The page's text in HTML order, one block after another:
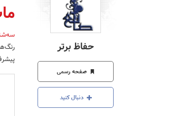
شده
شرکت‌ها،
سازمان‌ها
و
روابط
عمومی‌ها
حفاظ برتر
صفحه رسمی
دنبال کنید
سه‌شنبه